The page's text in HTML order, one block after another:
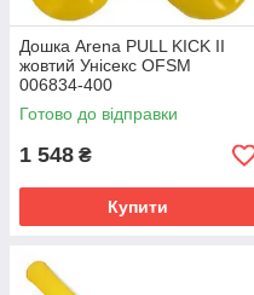
Дошка Arena PULL KICK II
жовтий Унісекс OFSM
006834-400
Готово до відправки
1 548 ₴
Купити